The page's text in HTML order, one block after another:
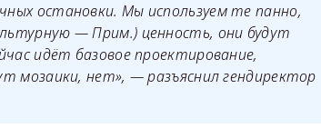
остановки. Мы используем те панно,
— Прим.) ценность, они будут
идёт базовое проектирование,
мозаики, нет», — разъяснил гендиректор